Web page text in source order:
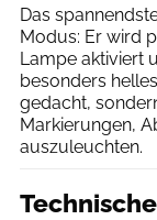
Das
Modus: Er wird
Lampe aktiviert
besonders
gedacht,
Markierungen,
auszuleuchten.